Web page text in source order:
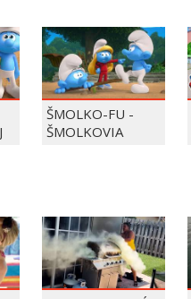
ŠMOLKO-FU -
ŠMOLKOVIA